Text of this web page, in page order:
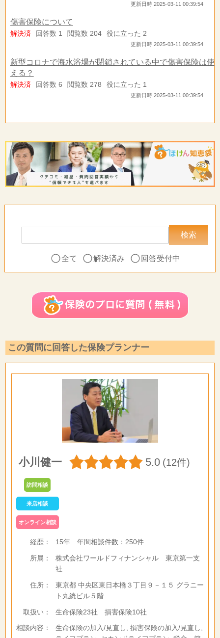
更新日時 2025-03-11 00:39:54
傷害保険について
解決済 回答数 1 閲覧数 204 役に立った 2
更新日時 2025-03-11 00:39:54
新型コロナで海水浴場が閉鎖されている中で傷害保険は使
える？
解決済 回答数 6 閲覧数 278 役に立った 1
更新日時 2025-03-11 00:39:54
全て 解決済み 回答受付中
この質問に回答した保険プランナー
小川健一 5.0 (12件)
訪問相談
来店相談
オンライン相談
経歴： 15年年間相談件数： 250件
所属：
株式会社ワールドフィナンシャル 東京第一支
社
住所：
東京都 中央区東日本橋３丁目９－１５ グラニー
ト丸絖ビル５階
取扱い：
生命保険23社 損害保険10社
相談内容：
生命保険の加入/見直し, 損害保険の加入/見直し,